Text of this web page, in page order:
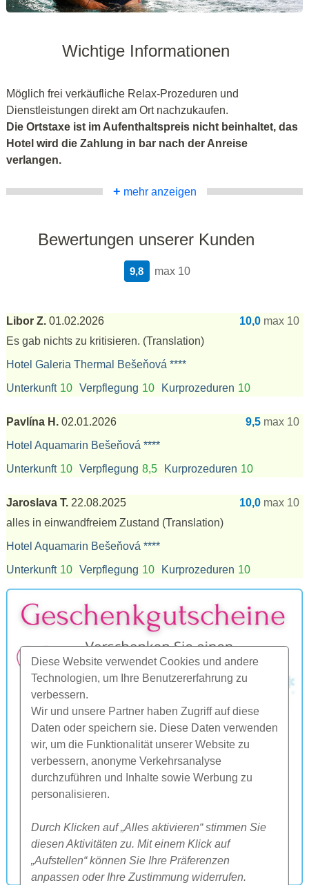
Diese Website verwendet Cookies und andere
Technologien, um Ihre Benutzererfahrung zu
verbessern.
Wir und unsere Partner haben Zugriff auf diese
Daten oder speichern sie. Diese Daten verwenden
wir, um die Funktionalität unserer Website zu
verbessern, anonyme Verkehrsanalyse
durchzuführen und Inhalte sowie Werbung zu
personalisieren.
Durch Klicken auf „Alles aktivieren“ stimmen Sie
diesen Aktivitäten zu. Mit einem Klick auf
„Aufstellen“ können Sie Ihre Präferenzen
anpassen oder Ihre Zustimmung widerrufen.
Wichtige Informationen
Möglich frei verkäufliche Relax-Prozeduren und
Dienstleistungen direkt am Ort nachzukaufen.
Die Ortstaxe ist im Aufenthaltspreis nicht beinhaltet, das
Hotel wird die Zahlung in bar nach der Anreise
verlangen.
+ mehr anzeigen
Bewertungen unserer Kunden
max 10
9,8
Libor Z. 01.02.2026 10,0 max 10
Es gab nichts zu kritisieren. (Translation)
Hotel Galeria Thermal Bešeňová ****
Unterkunft 10 Verpflegung 10 Kurprozeduren 10
Pavlína H. 02.01.2026 9,5 max 10
Hotel Aquamarin Bešeňová ****
Unterkunft 10 Verpflegung 8,5 Kurprozeduren 10
Jaroslava T. 22.08.2025 10,0 max 10
alles in einwandfreiem Zustand (Translation)
Hotel Aquamarin Bešeňová ****
Unterkunft 10 Verpflegung 10 Kurprozeduren 10